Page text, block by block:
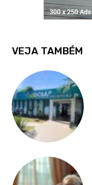
VEJA TAMBÉM